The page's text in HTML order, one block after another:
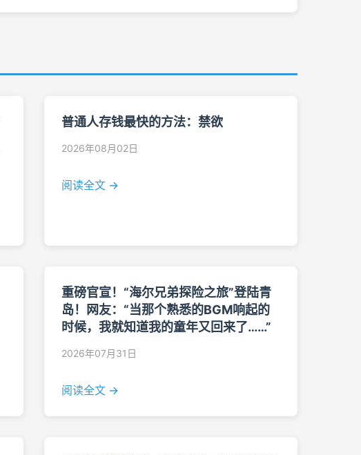
普通人存钱最快的方法：禁欲
2026年08月02日
阅读全文 →
重磅官宣！“海尔兄弟探险之旅”登陆青
岛！网友：“当那个熟悉的BGM响起的
时候，我就知道我的童年又回来了……”
2026年07月31日
阅读全文 →